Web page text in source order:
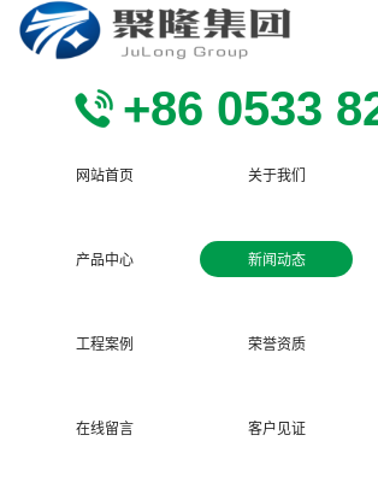
+86 0533
网站首页 关于我们
产品中心 新闻动态
工程案例 荣誉资质
在线留言 客户见证